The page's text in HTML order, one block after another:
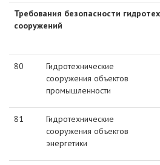
Требования безопасности
сооружений
80
Гидротехнические
сооружения объектов
промышленности
81
Гидротехнические
сооружения объектов
энергетики